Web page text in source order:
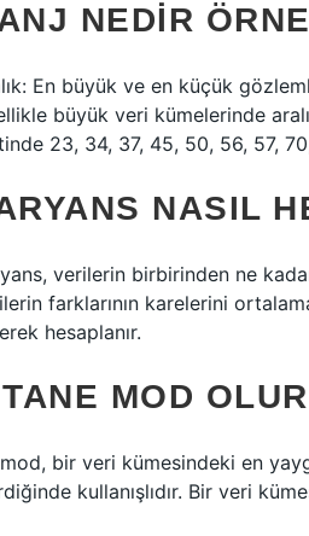
NEDIR
En büyük ve en küçük
büyük veri kümelerinde
23, 34, 37, 45, 50, 56, 57,
NASIL
verilerin birbirinden ne
farklarının karelerini
hesaplanır.
MOD
bir veri kümesindeki en
kullanışlıdır. Bir veri